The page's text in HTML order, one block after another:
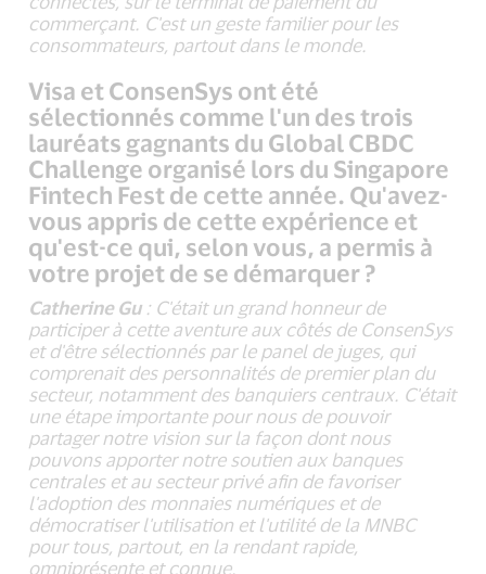
commerçant. C'est un geste familier pour les
consommateurs, partout dans le monde.
Visa et ConsenSys ont été
sélectionnés comme l'un des trois
lauréats gagnants du Global CBDC
Challenge organisé lors du Singapore
Fintech Fest de cette année. Qu'avez-
vous appris de cette expérience et
qu'est-ce qui, selon vous, a permis à
votre projet de se démarquer ?
Catherine Gu: C'était un grand honneur de
participer à cette aventure aux côtés de ConsenSys
et d'être sélectionnés par le panel de juges, qui
comprenait des personnalités de premier plan du
secteur, notamment des banquiers centraux. C'était
une étape importante pour nous de pouvoir
partager notre vision sur la façon dont nous
pouvons apporter notre soutien aux banques
centrales et au secteur privé afin de favoriser
l'adoption des monnaies numériques et de
démocratiser l'utilisation et l'utilité de la MNBC
pour tous, partout, en la rendant rapide,
omniprésente et connue.